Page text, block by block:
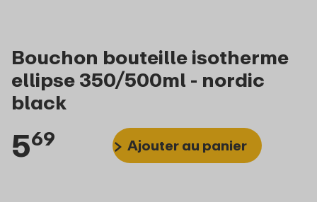
Bouchon bouteille isotherme
ellipse 350/500ml - nordic
black
569 Ajouter au panier